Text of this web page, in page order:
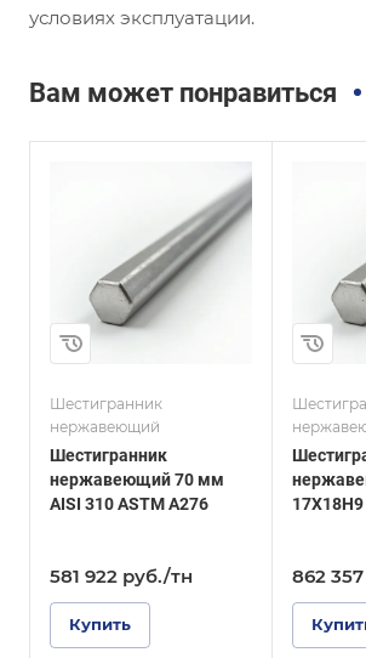
условиях эксплуатации.
Вам может понравиться
Шестигранник
нержавеющий
Шестигранник
нержавеющий 70 мм
AISI 310 ASTM A276
581 922 руб./тн
Купить
Сплав / Марка стали
ГОСТ, ТУ
ГОСТ 2879-88
Технология
изготовления
14
862 357
16